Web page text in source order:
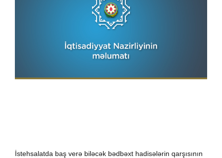
İstehsalatda baş verə biləcək bədbəxt hadisələrin qarşısının